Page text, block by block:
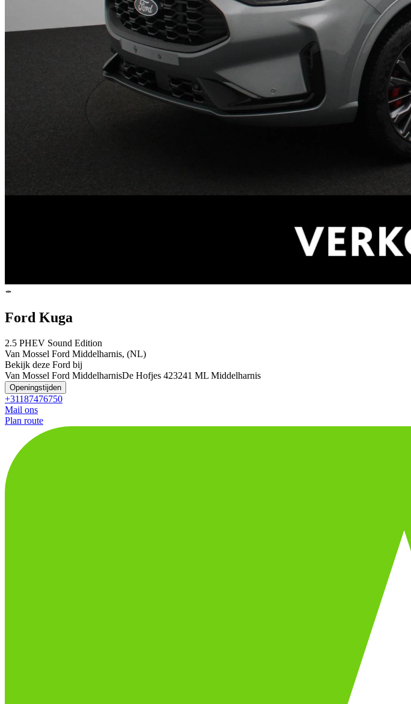
Ford Kuga
2.5 PHEV Sound Edition
Van Mossel Ford Middelharnis, (NL)
Bekijk deze Ford bij
Van Mossel Ford MiddelharnisDe Hofjes 423241 ML Middelharnis
Openingstijden
+31187476750
Mail ons
Plan route